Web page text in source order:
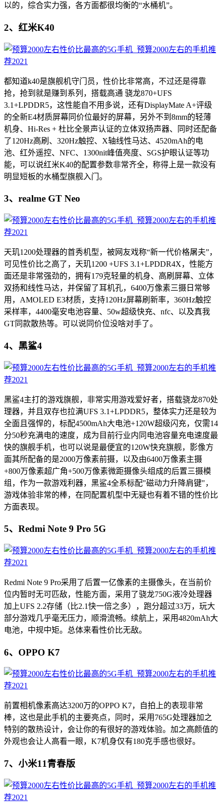
以的，综合实力强，各方面都很均衡的“水桶机”。
2、红米K40
都知道k40是旗舰机守门员，性价比非常高，不过还是得靠
抢，抢到就是赚到系列，搭载高通 骁龙870+UFS
3.1+LPDDR5，这性能自不用多说，还有DisplayMate A+评级
的全新E4材质屏幕同价位最好的屏幕，另外不到8mm的轻薄
机身、Hi-Res + 杜比全景声认证的立体双扬声器、同时还配备
了120Hz高刷、320Hz触控、X轴线性马达、4520mAh的电
池、红外遥控、NFC、1300nit峰值亮度、SGS护眼认证等功
能，可以说红米K40的配置参数非常齐全，称得上是一款没有
明显短板的水桶型旗舰入门。
3、realme GT Neo
天玑1200处理器的首秀机型，被网友戏称“新一代价格屠夫”，
可见性价比之高了，天玑1200 +UFS 3.1+LPDDR4X，性能方
面还是非常强劲的，拥有179克轻量的机身、高刷屏幕、立体
双扬和线性马达，并保留了耳机孔，6400万像素三摄日常够
用，AMOLED E3材质，支持120Hz屏幕刷新率，360Hz触控
采样率，4400毫安电池容量、50w超级快充、nfc、以及真我
GT同款散热等。可以说同价位没啥对手了。
4、黑鲨4
黑鲨4主打的游戏旗舰，非常实用游戏爱好者，搭载骁龙870处
理器，并且双存也拉满UFS 3.1+LPDDR5，整体实力还是较为
全面且强悍的，标配4500mAh大电池+120W超级闪充，仅需14
分50秒充满电的速度，成为目前行业内同电池容量充电速度最
快的旗舰手机，也可以说是最便宜的120W快充旗舰，影像方
面其所配备的是2000万像素前摄，以及由6400万像素主摄
+800万像素超广角+500万像素微距摄像头组成的后置三摄模
组，作为一款游戏利器，黑鲨4全系标配"磁动力升降肩键"，
游戏体验非常的棒，在同配置机型中无疑也有着不错的性价比
方面表现。
5、Redmi Note 9 Pro 5G
Redmi Note 9 Pro采用了后置一亿像素的主摄像头，在当前价
位内暂时无可匹敌，性能方面，采用了骁龙750G液冷处理器
加上UFS 2.2存储（比2.1快一倍之多），跑分超过33万，玩大
部分游戏几乎毫无压力，顺滑流畅。续航上，采用4820mAh大
电池，中规中矩。总体来看性价比无敌。
6、OPPO K7
前置相机像素高达3200万的OPPO K7，自拍上的表现非常
棒，这也是此手机的主要亮点，同时，采用765G处理器加之
特别的散热设计，会让你的有很好的游戏体验。加之高颜值的
外观也会让人高看一眼，K7机身仅有180克手感也很好。
7、小米11青春版